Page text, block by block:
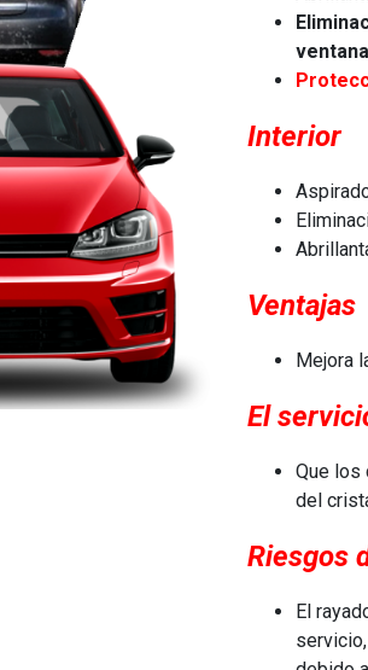
Interior
Ventajas
Mejora
El
​Que los
del
Riesgos
​El